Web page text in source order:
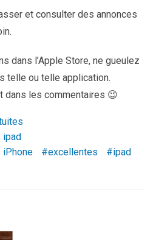
et consulter des annonces
dans l’Apple Store, ne gueulez
telle ou telle application.
dans les commentaires 😉
iPhone
excellentes
ipad